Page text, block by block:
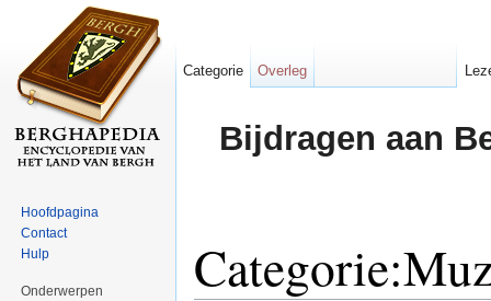
Bijdragen aan
Categorie Overleg
Hoofdpagina
Contact
Hulp
Onderwerpen